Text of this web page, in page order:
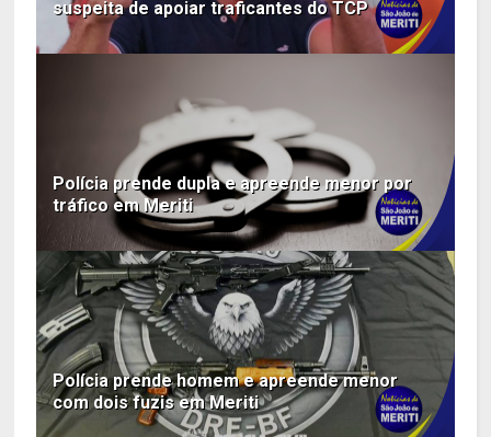
suspeita de apoiar traficantes do TCP
Polícia prende dupla e apreende menor por
tráfico em Meriti
Polícia prende homem e apreende menor
com dois fuzis em Meriti